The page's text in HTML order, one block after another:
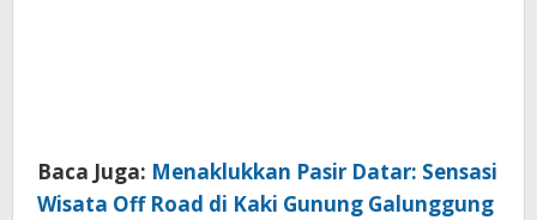
Baca Juga: Menaklukkan Pasir Datar: Sensasi
Wisata Off Road di Kaki Gunung Galunggung